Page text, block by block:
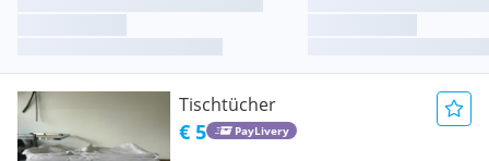
Tischtücher
€ 5 PayLivery